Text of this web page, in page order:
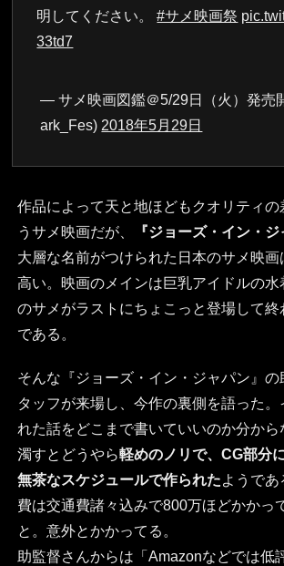
明してください。#サメ映画祭
33td7
— サメ映画図鑑＠5/29日（火）発売
ark_Fes) 2018年5月29日
作品によって天と地ほどもクオリティの
うサメ映画だが、
『ジョーズ・イン・ジ
大層な名前がつけられた日本のサメ映画
高い。映画のメインは巨乳アイドルの
のサメがラストにちょこっと登場して
である。
そんな『ジョーズ・イン・ジャパン』の
タッフが来場し、今作の裏側を語った。
れた話をどこまで書いていいのか分から
濁すとどうやら軽めのノリで、CG部分
無茶なスケジュールで作られたようで
費は交通費諸々込みで800万ほどかかっ
と。意外とかかってる。
助監督さんからは「Amazonなどでは低